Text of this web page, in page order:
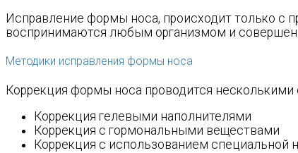
Исправление формы носа, происходит только с
воспринимаются любым организмом и
Методики исправления формы носа
Коррекция формы носа проводится
Коррекция гелевыми наполнителями
Коррекция с гормональными веществами
Коррекция с использованием специальной